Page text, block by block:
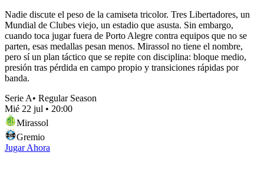
Nadie discute el peso de la camiseta tricolor. Tres Libertadores, un
Mundial de Clubes viejo, un estadio que asusta. Sin embargo,
cuando toca jugar fuera de Porto Alegre contra equipos que no se
parten, esas medallas pesan menos. Mirassol no tiene el nombre,
pero sí un plan táctico que se repite con disciplina: bloque medio,
presión tras pérdida en campo propio y transiciones rápidas por
banda.
Serie A• Regular Season
Mié 22 jul • 20:00
Mirassol
Gremio
Jugar Ahora